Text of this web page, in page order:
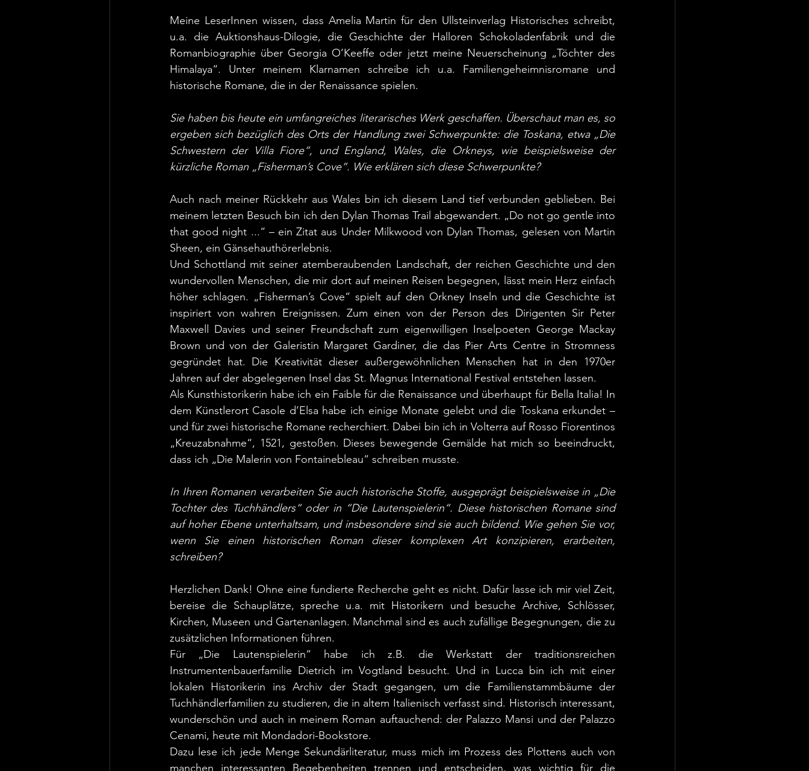
Meine LeserInnen wissen, dass Amelia Martin für den Ullsteinverlag Historisches schreibt,
u.a. die Auktionshaus-Dilogie, die Geschichte der Halloren Schokoladenfabrik und die
Romanbiographie über Georgia O’Keeffe oder jetzt meine Neuerscheinung „Töchter des
Himalaya“. Unter meinem Klarnamen schreibe ich u.a. Familiengeheimnisromane und
historische Romane, die in der Renaissance spielen.
Sie haben bis heute ein umfangreiches literarisches Werk geschaffen. Überschaut man es, so
ergeben sich bezüglich des Orts der Handlung zwei Schwerpunkte: die Toskana, etwa „Die
Schwestern der Villa Fiore“, und England, Wales, die Orkneys, wie beispielsweise der
kürzliche Roman „Fisherman’s Cove“. Wie erklären sich diese Schwerpunkte?
Auch nach meiner Rückkehr aus Wales bin ich diesem Land tief verbunden geblieben. Bei
meinem letzten Besuch bin ich den Dylan Thomas Trail abgewandert. „Do not go gentle into
that good night ...“ – ein Zitat aus Under Milkwood von Dylan Thomas, gelesen von Martin
Sheen, ein Gänsehauthörerlebnis.
Und Schottland mit seiner atemberaubenden Landschaft, der reichen Geschichte und den
wundervollen Menschen, die mir dort auf meinen Reisen begegnen, lässt mein Herz einfach
höher schlagen. „Fisherman’s Cove“ spielt auf den Orkney Inseln und die Geschichte ist
inspiriert von wahren Ereignissen. Zum einen von der Person des Dirigenten Sir Peter
Maxwell Davies und seiner Freundschaft zum eigenwilligen Inselpoeten George Mackay
Brown und von der Galeristin Margaret Gardiner, die das Pier Arts Centre in Stromness
gegründet hat. Die Kreativität dieser außergewöhnlichen Menschen hat in den 1970er
Jahren auf der abgelegenen Insel das St. Magnus International Festival entstehen lassen.
Als Kunsthistorikerin habe ich ein Faible für die Renaissance und überhaupt für Bella Italia! In
dem Künstlerort Casole d’Elsa habe ich einige Monate gelebt und die Toskana erkundet –
und für zwei historische Romane recherchiert. Dabei bin ich in Volterra auf Rosso Fiorentinos
„Kreuzabnahme“, 1521, gestoßen. Dieses bewegende Gemälde hat mich so beeindruckt,
dass ich „Die Malerin von Fontainebleau“ schreiben musste.
In Ihren Romanen verarbeiten Sie auch historische Stoffe, ausgeprägt beispielsweise in „Die
Tochter des Tuchhändlers“ oder in “Die Lautenspielerin“. Diese historischen Romane sind
auf hoher Ebene unterhaltsam, und insbesondere sind sie auch bildend. Wie gehen Sie vor,
wenn Sie einen historischen Roman dieser komplexen Art konzipieren, erarbeiten,
schreiben?
Herzlichen Dank! Ohne eine fundierte Recherche geht es nicht. Dafür lasse ich mir viel Zeit,
bereise die Schauplätze, spreche u.a. mit Historikern und besuche Archive, Schlösser,
Kirchen, Museen und Gartenanlagen. Manchmal sind es auch zufällige Begegnungen, die zu
zusätzlichen Informationen führen.
Für „Die Lautenspielerin“ habe ich z.B. die Werkstatt der traditionsreichen
Instrumentenbauerfamilie Dietrich im Vogtland besucht. Und in Lucca bin ich mit einer
lokalen Historikerin ins Archiv der Stadt gegangen, um die Familienstammbäume der
Tuchhändlerfamilien zu studieren, die in altem Italienisch verfasst sind. Historisch interessant,
wunderschön und auch in meinem Roman auftauchend: der Palazzo Mansi und der Palazzo
Cenami, heute mit Mondadori-Bookstore.
Dazu lese ich jede Menge Sekundärliteratur, muss mich im Prozess des Plottens auch von
manchen interessanten Begebenheiten trennen und entscheiden, was wichtig für die